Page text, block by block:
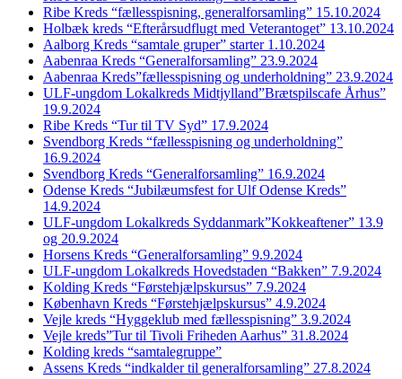
Ribe Kreds “fællesspisning, generalforsamling” 15.10.2024
Holbæk kreds “Efterårsudflugt med Veterantoget” 13.10.2024
Aalborg Kreds “samtale gruper” starter 1.10.2024
Aabenraa Kreds “Generalforsamling” 23.9.2024
Aabenraa Kreds”fællesspisning og underholdning” 23.9.2024
ULF-ungdom Lokalkreds Midtjylland”Brætspilscafe Århus”
19.9.2024
Ribe Kreds “Tur til TV Syd” 17.9.2024
Svendborg Kreds “fællesspisning og underholdning”
16.9.2024
Svendborg Kreds “Generalforsamling” 16.9.2024
Odense Kreds “Jubilæumsfest for Ulf Odense Kreds”
14.9.2024
ULF-ungdom Lokalkreds Syddanmark”Kokkeaftener” 13.9
og 20.9.2024
Horsens Kreds “Generalforsamling” 9.9.2024
ULF-ungdom Lokalkreds Hovedstaden “Bakken” 7.9.2024
Kolding Kreds “Førstehjælpskursus” 7.9.2024
København Kreds “Førstehjælpskursus” 4.9.2024
Vejle kreds “Hyggeklub med fællesspisning” 3.9.2024
Vejle kreds”Tur til Tivoli Friheden Aarhus” 31.8.2024
Kolding kreds “samtalegruppe”
Assens Kreds “indkalder til generalforsamling” 27.8.2024